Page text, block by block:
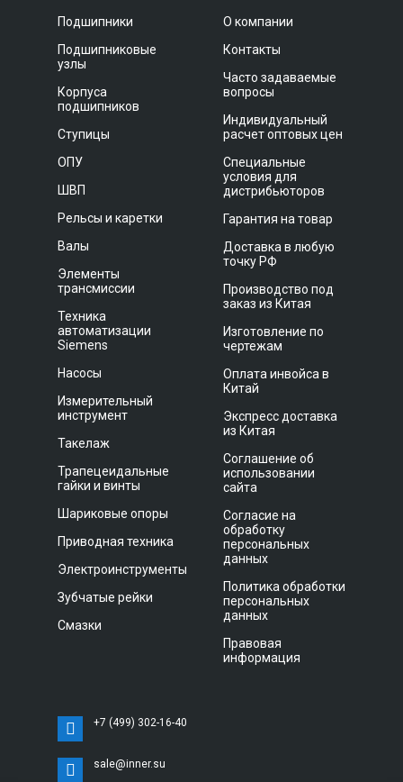
Подшипники
Подшипниковые
узлы
Корпуса
подшипников
Ступицы
ОПУ
ШВП
Рельсы и каретки
Валы
Элементы
трансмиссии
Техника
автоматизации
Siemens
Насосы
Измерительный
инструмент
Такелаж
Трапецеидальные
гайки и винты
Шариковые опоры
Приводная техника
Электроинструменты
Зубчатые рейки
Смазки
О компании
Контакты
Часто задаваемые
вопросы
Индивидуальный
расчет оптовых цен
Специальные
условия для
дистрибьюторов
Гарантия на товар
Доставка в любую
точку РФ
Производство под
заказ из Китая
Изготовление по
чертежам
Оплата инвойса в
Китай
Экспресс доставка
из Китая
Соглашение об
использовании
сайта
Согласие на
обработку
персональных
данных
Политика обработки
персональных
данных
Правовая
информация
+7 (499) 302-16-40
sale@inner.su